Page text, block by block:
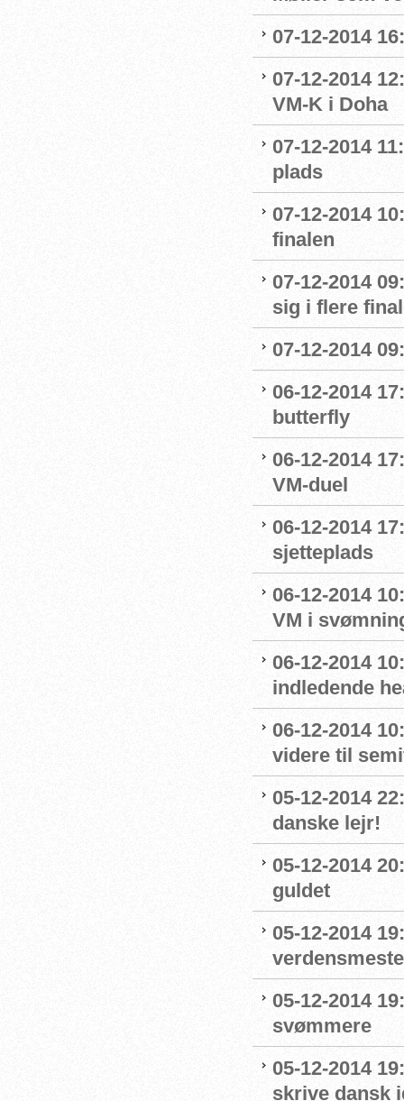
07-12-2014
07-12-2014
VM-K i Doha
07-12-2014
plads
07-12-2014
finalen
07-12-2014
sig i flere
07-12-2014
06-12-2014
butterfly
06-12-2014
VM-duel
06-12-2014
sjetteplads
06-12-2014
VM i
06-12-2014
indledende
06-12-2014
videre til
05-12-2014
danske lejr!
05-12-2014
guldet
05-12-2014
05-12-2014
svømmere
05-12-2014
skrive dansk